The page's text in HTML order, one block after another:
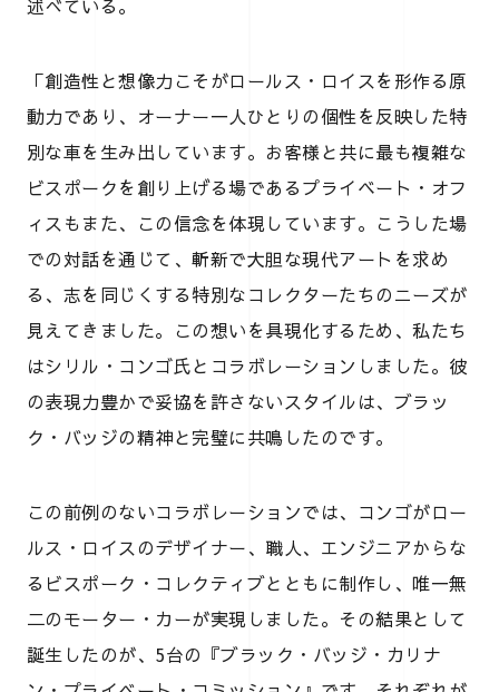
述べている。
「創造性と想像力こそがロールス・ロイスを形作る原
動力であり、オーナー一人ひとりの個性を反映した特
別な車を生み出しています。お客様と共に最も複雑な
ビスポークを創り上げる場であるプライベート・オフ
ィスもまた、この信念を体現しています。こうした場
での対話を通じて、斬新で大胆な現代アートを求め
る、志を同じくする特別なコレクターたちのニーズが
見えてきました。この想いを具現化するため、私たち
はシリル・コンゴ氏とコラボレーションしました。彼
の表現力豊かで妥協を許さないスタイルは、ブラッ
ク・バッジの精神と完璧に共鳴したのです。
この前例のないコラボレーションでは、コンゴがロー
ルス・ロイスのデザイナー、職人、エンジニアからな
るビスポーク・コレクティブとともに制作し、唯一無
二のモーター・カーが実現しました。その結果として
誕生したのが、5台の『ブラック・バッジ・カリナ